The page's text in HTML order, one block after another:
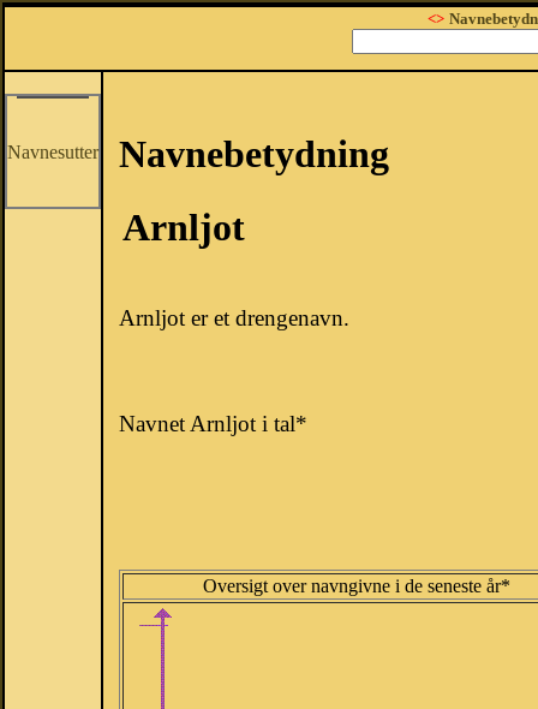
<>
Navnesutter
Navnebetydning
Arnljot
Arnljot er et drengenavn.
Navnet Arnljot i tal*
Oversigt over navngivne i de seneste år*